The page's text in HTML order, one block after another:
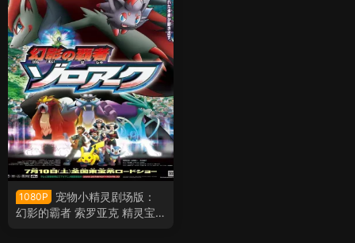
1080P
宠物小精灵剧场版：
幻影的霸者 索罗亚克 精灵宝